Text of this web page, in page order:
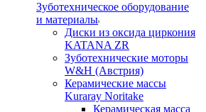
Зуботехническое оборудование
и материалы
Диски из оксида циркония
KATANA ZR
Зуботехнические моторы
W&H (Австрия)
Керамические массы
Kuraray Noritake
Керамическая масса